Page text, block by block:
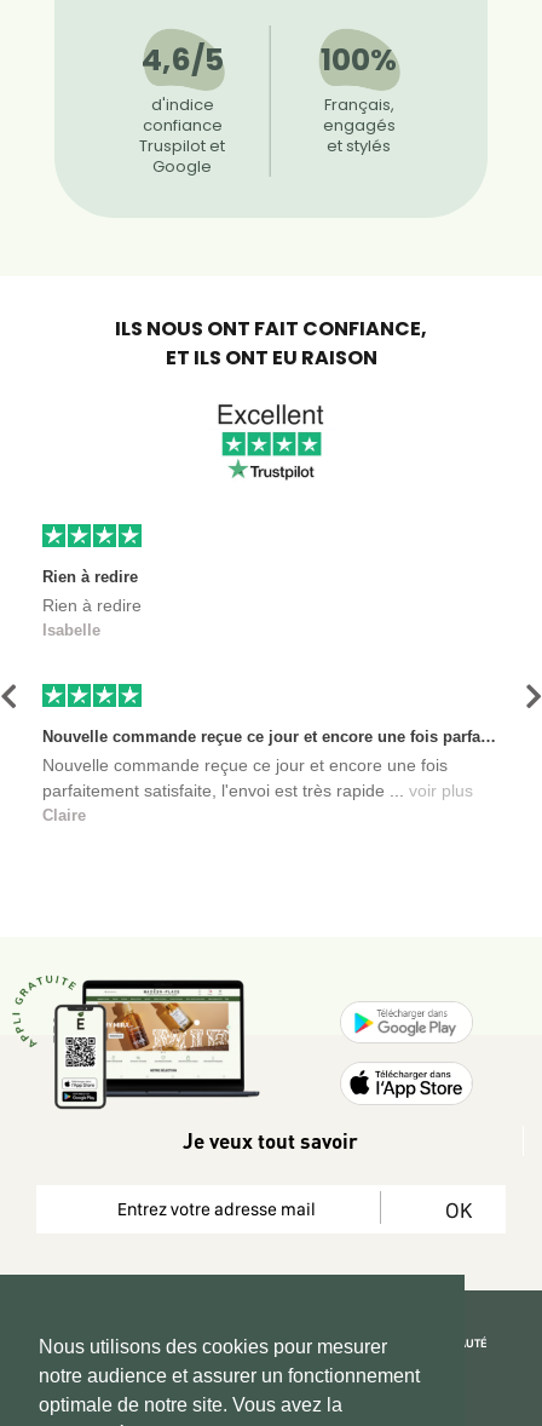
Nous utilisons des cookies pour mesurer
notre audience et assurer un fonctionnement
optimale de notre site. Vous avez la
4,6/5
d'indice
confiance
Truspilot et
Google
100%
Français,
engagés
et stylés
ILS NOUS ONT FAIT CONFIANCE,
ET ILS ONT EU RAISON
Rien à redire
Rien à redire
Isabelle
Nouvelle commande reçue ce jour et encore une fois parfaitement satisfaite, l'envoi est très rapide et les produits sont toujours conditionnés de manière personnalisés. L'avantage de commander auprès de créateurs indépendants.
Nouvelle commande reçue ce jour et encore une fois
parfaitement satisfaite, l'envoi est très rapide ... voir plus
Claire
Précédent
Je veux tout savoir
OK
Copyright 2026 © www.hadeen-place.fr
REJOIGNEZ LA COMMUNAUTÉ